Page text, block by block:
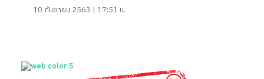
10 กันยายน 2563 | 17:51 น.